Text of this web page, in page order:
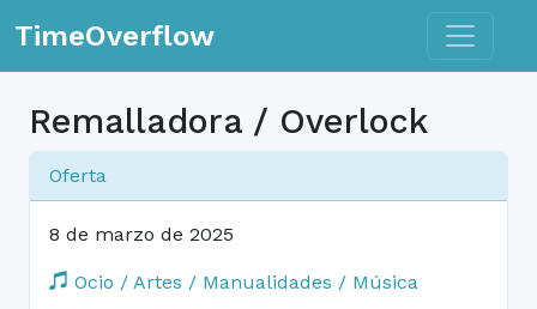
TimeOverflow Toggle
Remalladora / Overlock
Oferta
8 de marzo de 2025
Ocio / Artes / Manualidades / Música